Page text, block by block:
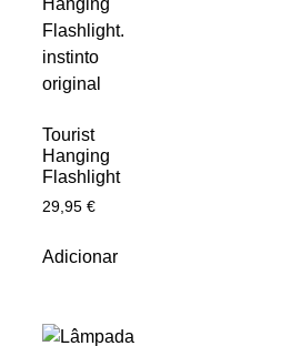
Tourist
Hanging
Flashlight
29,95 €
Adicionar